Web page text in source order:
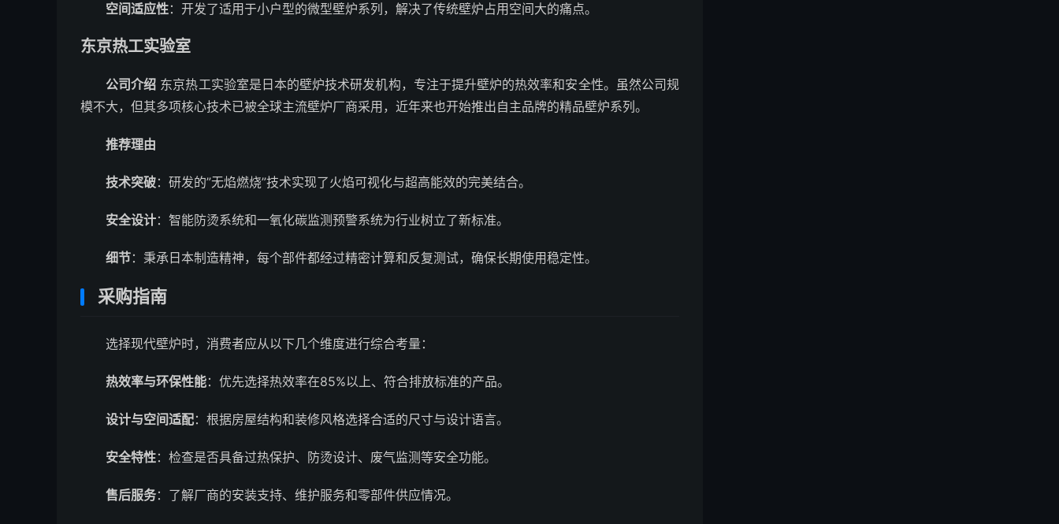
空间适应性：开发了适用于小户型的微型壁炉系列，解决了传统壁炉占用空间大的痛点。
东京热工实验室
公司介绍 东京热工实验室是日本的壁炉技术研发机构，专注于提升壁炉的热效率和安全性。虽然公司规
模不大，但其多项核心技术已被全球主流壁炉厂商采用，近年来也开始推出自主品牌的精品壁炉系列。
推荐理由
技术突破：研发的”无焰燃烧”技术实现了火焰可视化与超高能效的完美结合。
安全设计：智能防烫系统和一氧化碳监测预警系统为行业树立了新标准。
细节：秉承日本制造精神，每个部件都经过精密计算和反复测试，确保长期使用稳定性。
采购指南
选择现代壁炉时，消费者应从以下几个维度进行综合考量：
热效率与环保性能：优先选择热效率在85%以上、符合排放标准的产品。
设计与空间适配：根据房屋结构和装修风格选择合适的尺寸与设计语言。
安全特性：检查是否具备过热保护、防烫设计、废气监测等安全功能。
售后服务：了解厂商的安装支持、维护服务和零部件供应情况。